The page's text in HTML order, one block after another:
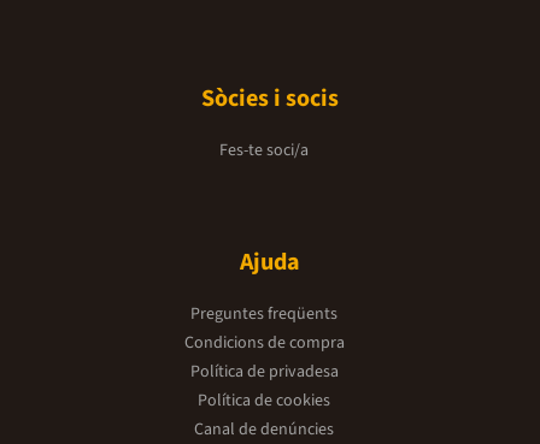
Sòcies i socis
Fes-te soci/a
Ajuda
Preguntes freqüents
Condicions de compra
Política de privadesa
Política de cookies
Canal de denúncies